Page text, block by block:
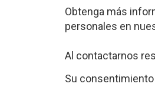
Obtenga más
personales en
Al contactarnos
Su